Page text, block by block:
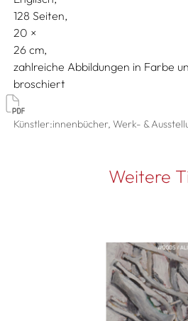
128 Seiten,
20
26
zahlreiche Abbildungen in Farbe
broschiert
Künstler:innenbücher, Werk- &
Weitere